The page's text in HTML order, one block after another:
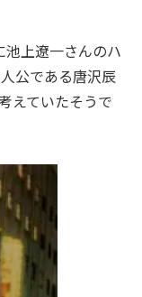
上遼一さんのハ
公である唐沢辰
えていたそうで